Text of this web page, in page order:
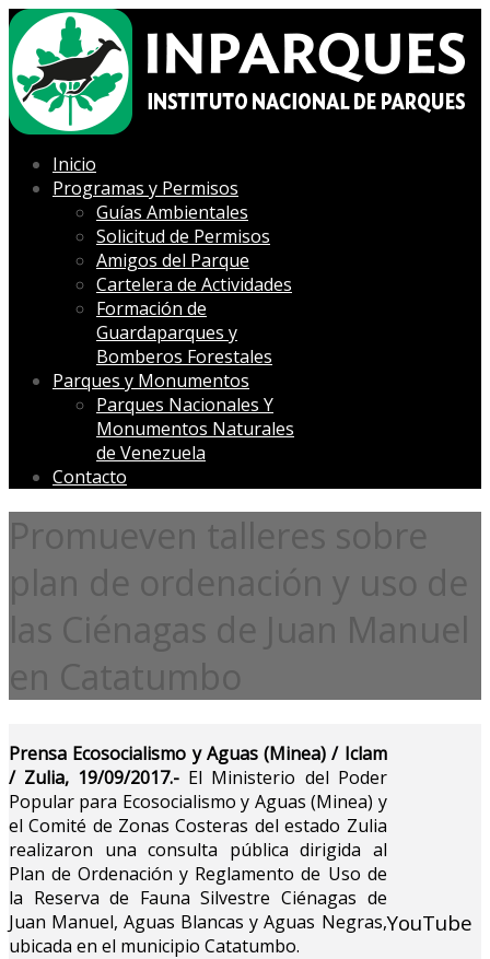
Inicio
Programas y Permisos
Guías Ambientales
Solicitud de Permisos
Amigos del Parque
Cartelera de Actividades
Formación de
Guardaparques y
Bomberos Forestales
Parques y Monumentos
Parques Nacionales Y
Monumentos Naturales
de Venezuela
Contacto
Promueven talleres sobre
plan de ordenación y uso de
las Ciénagas de Juan Manuel
en Catatumbo
Prensa Ecosocialismo y Aguas (Minea) / Iclam
/ Zulia, 19/09/2017.- El Ministerio del Poder
Popular para Ecosocialismo y Aguas (Minea) y
el Comité de Zonas Costeras del estado Zulia
realizaron una consulta pública dirigida al
Plan de Ordenación y Reglamento de Uso de
la Reserva de Fauna Silvestre Ciénagas de
Juan Manuel, Aguas Blancas y Aguas Negras,
ubicada en el municipio Catatumbo.
YouTube